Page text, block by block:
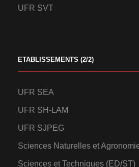
UFR SVT
ETABLISSEMENTS (2/2)
UFR SEA
UFR SH-LAM
UFR SJPEG
Sciences Naturelles et
Sciences et Techniques (ED/ST)